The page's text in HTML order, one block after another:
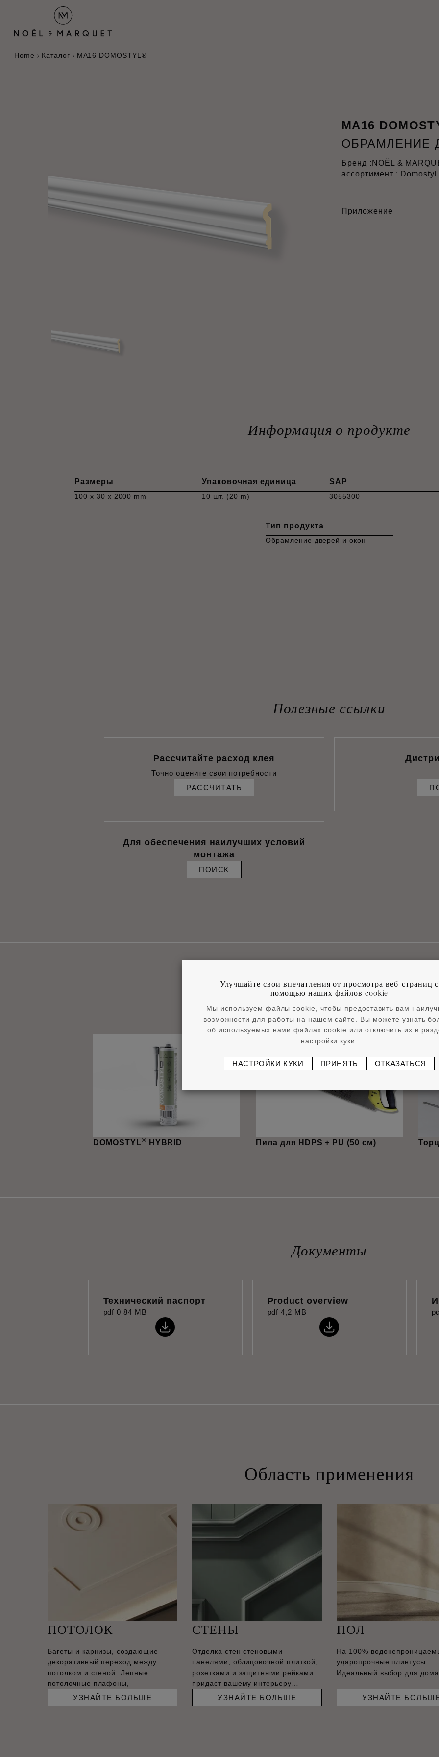
Home Каталог MA16 DOMOSTYL®
MA16
ОБРАМЛЕНИЕ
Бренд : NOËL &
ассортимент : Domostyl
Приложение
Информация о продукте
Размеры
100 x 30 x 2000 mm
Упаковочная единица
10 шт. (20 m)
SAP
3055300
Тип продукта
Обрамление дверей и окон
Полезные ссылки
Рассчитайте расход клея
Точно оцените свои потребности
РАССЧИТАТЬ
Для обеспечения наилучших условий
монтажа
ПОИСК
Сопутствующие товары
DOMOSTYL® HYBRID Пила для HDPS + PU (50 см)
Документы
Технический паспорт
pdf 0,84 MB
Product overview
pdf 4,2 MB
Область применения
ПОТОЛОК
Багеты и карнизы, создающие
декоративный переход между
потолком и стеной. Лепные
потолочные плафоны,
УЗНАЙТЕ БОЛЬШЕ
СТЕНЫ
Отделка стен стеновыми
панелями, облицовочной плиткой,
розетками и защитными рейками
придаст вашему интерьеру
современный вид.
УЗНАЙТЕ БОЛЬШЕ
ПОЛ
На 100%
ударопрочные плинтусы.
Идеальный выбор для
УЗНАЙТЕ
Улучшайте свои впечатления от просмотра веб-страниц с
помощью наших файлов cookie
Мы используем файлы cookie, чтобы предоставить вам
возможности для работы на нашем сайте. Вы можете узнать
об используемых нами файлах cookie или отключить их в
настройки куки.
НАСТРОЙКИ КУКИ ПРИНЯТЬ ОТКАЗАТЬСЯ